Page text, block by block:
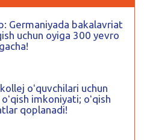
Germaniyada bakalavriat
uchun oyiga 300 yevro
oʻquvchilari uchun
imkoniyati; oʻqish
qoplanadi!